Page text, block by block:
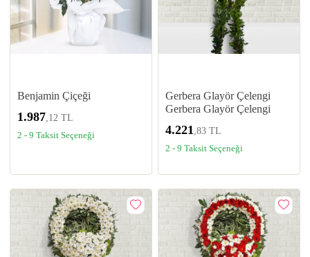
Benjamin Çiçeği
1.987,12 TL
2 - 9 Taksit Seçeneği
Gerbera Glayör Çelengi
Gerbera Glayör Çelengi
4.221,83 TL
2 - 9 Taksit Seçeneği